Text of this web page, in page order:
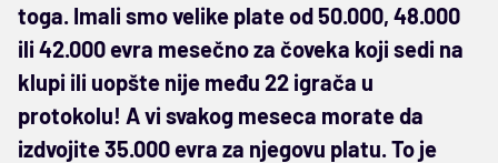
toga. Imali smo velike plate od 50.000, 48.000
ili 42.000 evra mesečno za čoveka koji sedi na
klupi ili uopšte nije među 22 igrača u
protokolu! A vi svakog meseca morate da
izdvojite 35.000 evra za njegovu platu. To je